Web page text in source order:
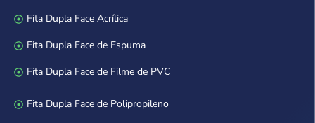
Fita Dupla Face Acrílica
Fita Dupla Face de Espuma
Fita Dupla Face de Filme de PVC
Fita Dupla Face de Polipropileno